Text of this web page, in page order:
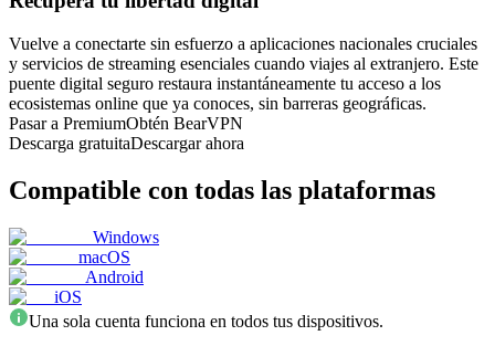
Vuelve a conectarte sin esfuerzo a aplicaciones nacionales cruciales
y servicios de streaming esenciales cuando viajes al extranjero. Este
puente digital seguro restaura instantáneamente tu acceso a los
ecosistemas online que ya conoces, sin barreras geográficas.
Pasar a PremiumObtén BearVPN
Descarga gratuitaDescargar ahora
Compatible con todas las plataformas
Windows
macOS
Android
iOS
Una sola cuenta funciona en todos tus dispositivos.